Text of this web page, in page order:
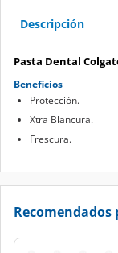
Descripción
Pasta Dental
Beneficios
Protección.
Xtra Blancura.
Frescura.
Recomendados